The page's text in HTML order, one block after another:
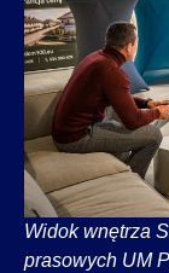
Widok wnętrza
prasowych UM